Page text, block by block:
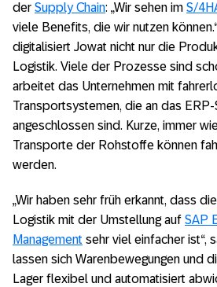
der Supply Chain: „Wir sehen im S/
viele Benefits, die wir nutzen
digitalisiert Jowat nicht nur die
Logistik. Viele der Prozesse sind
arbeitet das Unternehmen mit
Transportsystemen, die an das
angeschlossen sind. Kurze, immer
Transporte der Rohstoffe können
werden.
„Wir haben sehr früh erkannt, dass
Logistik mit der Umstellung auf SAP
Management sehr viel einfacher ist“,
lassen sich Warenbewegungen und
Lager flexibel und automatisiert